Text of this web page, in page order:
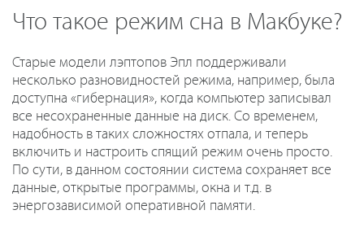
Что такое режим сна в Макбуке?
Старые модели лэптопов Эпл поддерживали
несколько разновидностей режима, например, была
доступна «гибернация», когда компьютер записывал
все несохраненные данные на диск. Со временем,
надобность в таких сложностях отпала, и теперь
включить и настроить спящий режим очень просто.
По сути, в данном состоянии система сохраняет все
данные, открытые программы, окна и т.д. в
энергозависимой оперативной памяти.